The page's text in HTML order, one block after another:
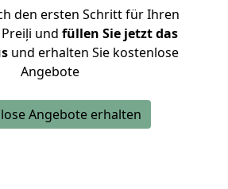
den ersten Schritt für Ihren
und füllen Sie jetzt das
und erhalten Sie kostenlose
Angebote
Angebote erhalten